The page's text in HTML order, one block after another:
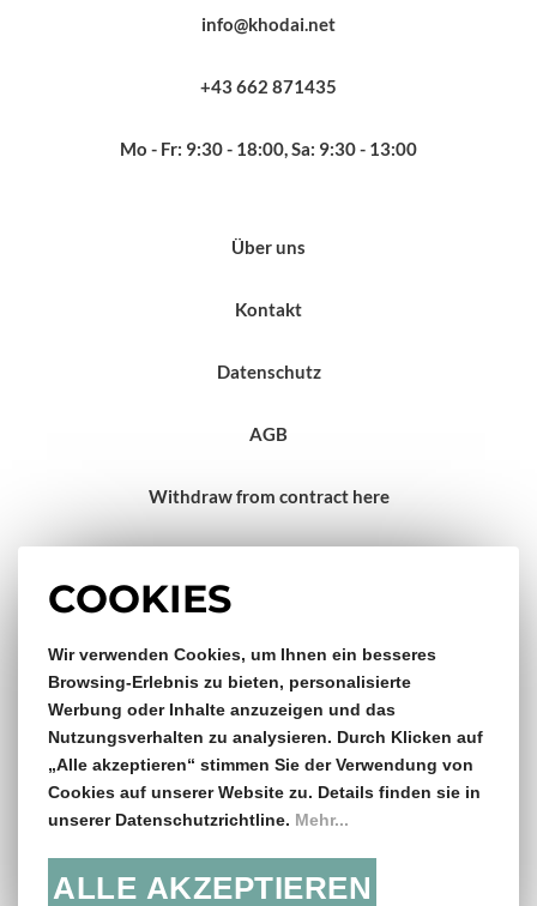
COOKIES
Wir verwenden Cookies, um Ihnen ein besseres
Browsing-Erlebnis zu bieten, personalisierte
Werbung oder Inhalte anzuzeigen und das
Nutzungsverhalten zu analysieren. Durch Klicken auf
„Alle akzeptieren“ stimmen Sie der Verwendung von
Cookies auf unserer Website zu. Details finden sie in
unserer Datenschutzrichtline. Mehr...
ALLE AKZEPTIEREN
info@khodai.net
+43 662 871435
Mo - Fr: 9:30 - 18:00, Sa: 9:30 - 13:00
Über uns
Kontakt
Datenschutz
AGB
Withdraw from contract here
Gratis Versand & Rückversand
ab €150,- Bestellwert
14 Tage Rückgaberecht